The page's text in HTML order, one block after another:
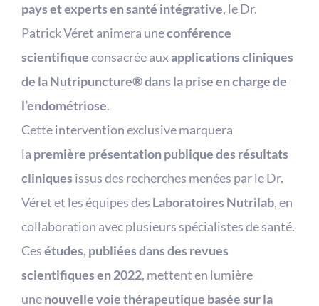
pays et experts en santé intégrative, le Dr.
Patrick Véret animera uneconférence
scientifiqueconsacrée auxapplications cliniques
de la Nutripuncture® dans la prise en charge de
l’endométriose.
Cette intervention exclusive marquera
la première présentation publique des résultats
cliniques issus des recherches menées par le Dr.
Véret et les équipes des Laboratoires Nutrilab, en
collaboration avec plusieurs spécialistes de santé.
Cesétudes, publiées dans des revues
scientifiques en 2022, mettent en lumière
unenouvelle voie thérapeutique basée sur la